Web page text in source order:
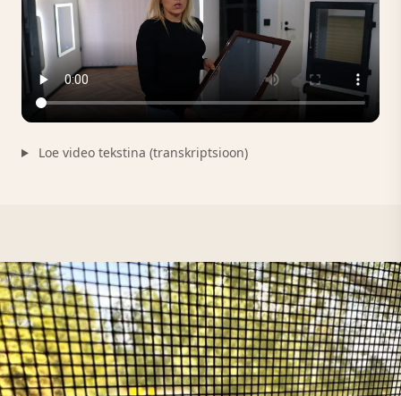
Loe video tekstina (transkriptsioon)